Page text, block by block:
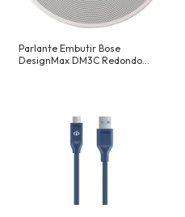
Parlante Embutir Bose
DesignMax DM3C Redondo